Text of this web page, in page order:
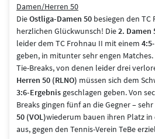
Damen/Herren 50
DieOstliga-Damen 50 besiegen den TC
herzlichen Glückwunsch! Die2. Damen
leider dem TC Frohnau II mit einem
geben, in mitunter sehr engen
Tie-Breaks, von denen leider drei
Herren 50 (RLNO) müssen sich dem
3:6-Ergebnis geschlagen geben. Von
Breaks gingen fünf an die Gegner –
50 (VOL)wiederum bauen ihren Platz
aus, gegen den Tennis-Verein TeBe